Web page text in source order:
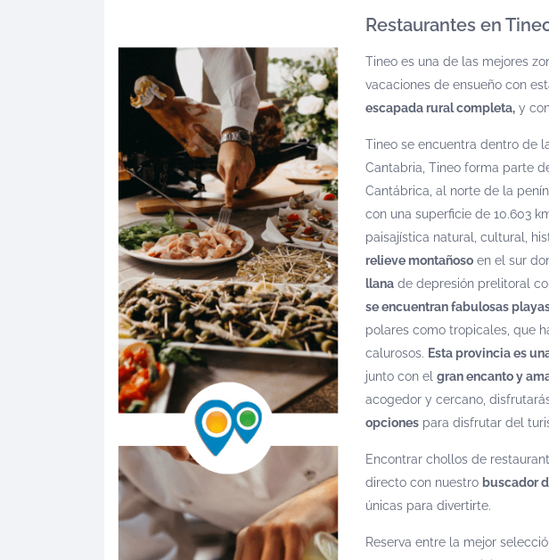
Restaurantes en
Tineo es una de las mejores
vacaciones de ensueño con
escapada rural completa,y
Tineo se encuentra dentro de
Cantabria, Tineo forma parte
Cantábrica, al norte de la
con una superficie de 10.603
paisajística natural, cultural,
relieve montañosoen el sur
llanade depresión prelitoral
se encuentran fabulosas
polares como tropicales, que
calurosos. Esta provincia es
junto con el gran encanto y
acogedor y cercano,
opcionespara disfrutar del
Encontrar chollos de
directo con nuestro buscador
únicas para divertirte.
Reserva entre la mejor